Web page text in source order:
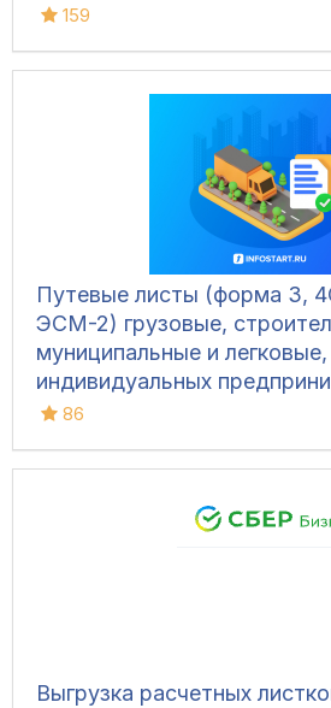
159
Путевые листы (форма 3,
ЭСМ-2) грузовые,
муниципальные и
индивидуальных
86
Выгрузка расчетных